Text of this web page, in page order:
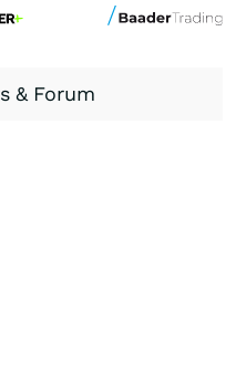
& Forum